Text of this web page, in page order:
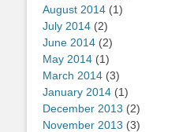
August 2014 (1)
July 2014 (2)
June 2014 (2)
May 2014 (1)
March 2014 (3)
January 2014 (1)
December 2013 (2)
November 2013 (3)